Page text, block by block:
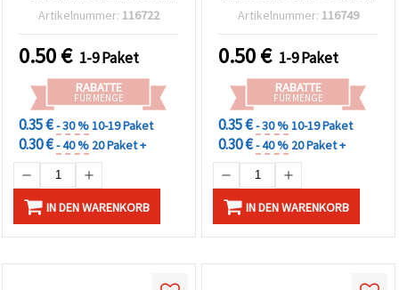
mit schwarzem Strass,
Loch 1 mm, A-Qualität,
Weiß, Packung mit 10
Stück
Artikelnummer: 116722
0.50€ 1-9 Paket
RABATTE
FÜR MENGE
0.35 €- 30 %10-19 Paket
0.30 €- 40 % 20 Paket +
IN DEN WARENKORB
6 x 3 mm, Loch 1,5 mm,
DIY Schmuckherstellung
Artikelnummer: 116749
0.50€ 1-9 Paket
RABATTE
FÜR MENGE
0.35 €- 30 %10-19 Paket
0.30 €- 40 % 20 Paket +
IN DEN WARENKORB